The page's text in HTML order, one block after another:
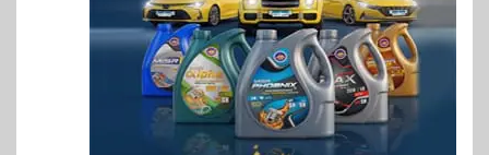
9
اخبار
غرفة القاهرة تنظم ندوة إلكترونية
لدعم الصادرات وتحقيق
مستهدفات رؤية مصر 2030